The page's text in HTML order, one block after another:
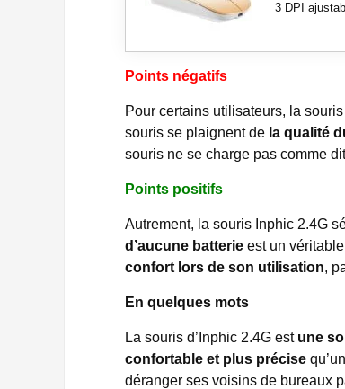
3 DPI
Points négatifs
Pour certains utilisateurs, la
souris se plaignent de la qualité
souris ne se charge pas comme
Points positifs
Autrement, la souris Inphic 2.4G
d’aucune batterie est un
confort lors de son utilisation,
En quelques mots
La souris d’Inphic 2.4G est une
confortable et plus précise
déranger ses voisins de bureaux